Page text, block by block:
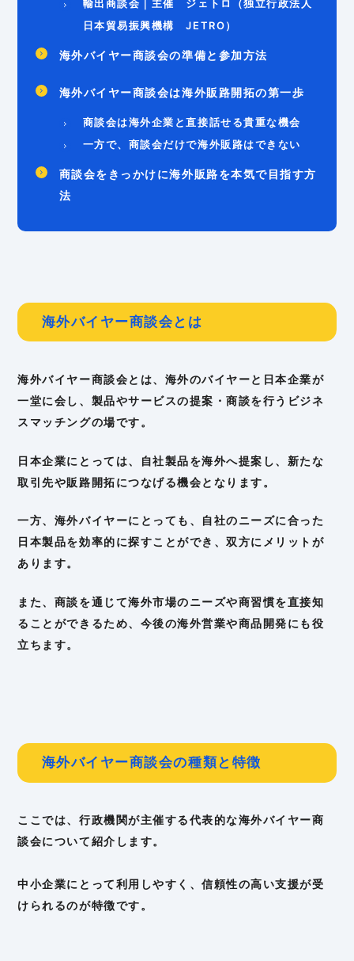
輸出商談会｜主催 ジェトロ（独立行政法人
日本貿易振興機構 JETRO）
海外バイヤー商談会の準備と参加方法
海外バイヤー商談会は海外販路開拓の第一歩
商談会は海外企業と直接話せる貴重な機会
一方で、商談会だけで海外販路はできない
商談会をきっかけに海外販路を本気で目指す方
法
海外バイヤー商談会とは
海外バイヤー商談会とは、海外のバイヤーと日本企業が
一堂に会し、製品やサービスの提案・商談を行うビジネ
スマッチングの場です。
日本企業にとっては、自社製品を海外へ提案し、新たな
取引先や販路開拓につなげる機会となります。
一方、海外バイヤーにとっても、自社のニーズに合った
日本製品を効率的に探すことができ、双方にメリットが
あります。
また、商談を通じて海外市場のニーズや商習慣を直接知
ることができるため、今後の海外営業や商品開発にも役
立ちます。
海外バイヤー商談会の種類と特徴
ここでは、行政機関が主催する代表的な海外バイヤー商
談会について紹介します。
中小企業にとって利用しやすく、信頼性の高い支援が受
けられるのが特徴です。